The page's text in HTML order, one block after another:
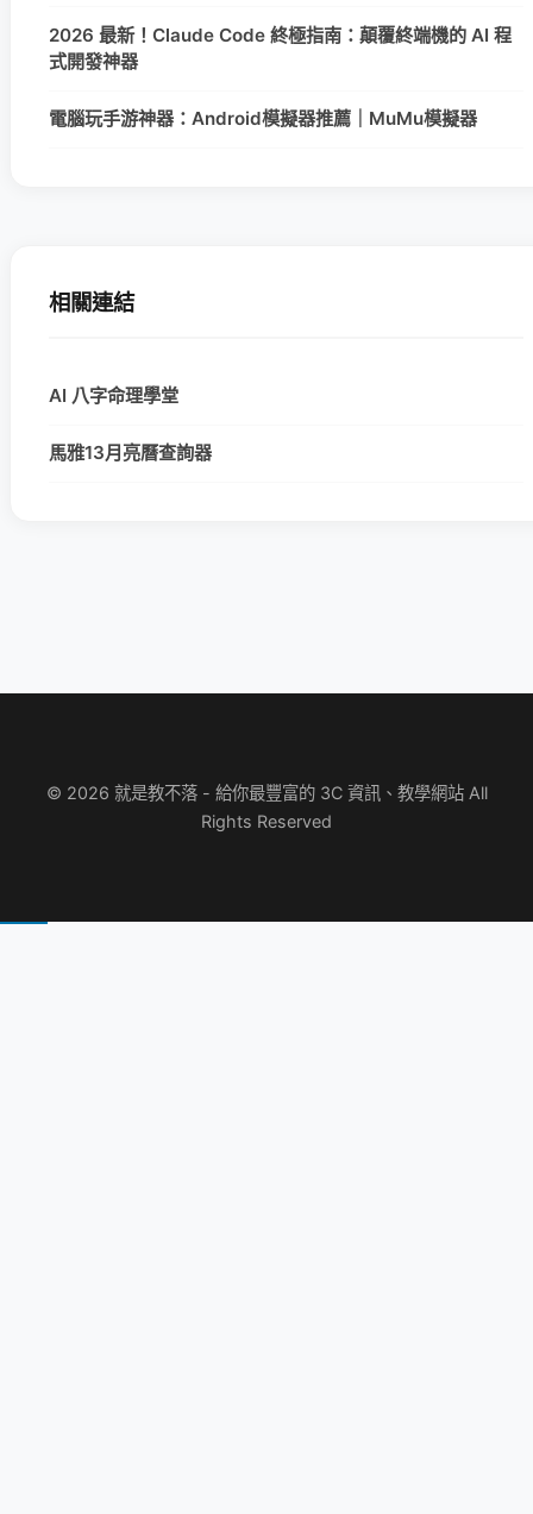
2026 最新！Claude Code 終極指南：顛覆終端機的 AI 程
式開發神器
電腦玩手游神器：Android模擬器推薦｜MuMu模擬器
相關連結
AI 八字命理學堂
馬雅13月亮曆查詢器
© 2026 就是教不落 - 給你最豐富的 3C 資訊、教學網站 All
Rights Reserved